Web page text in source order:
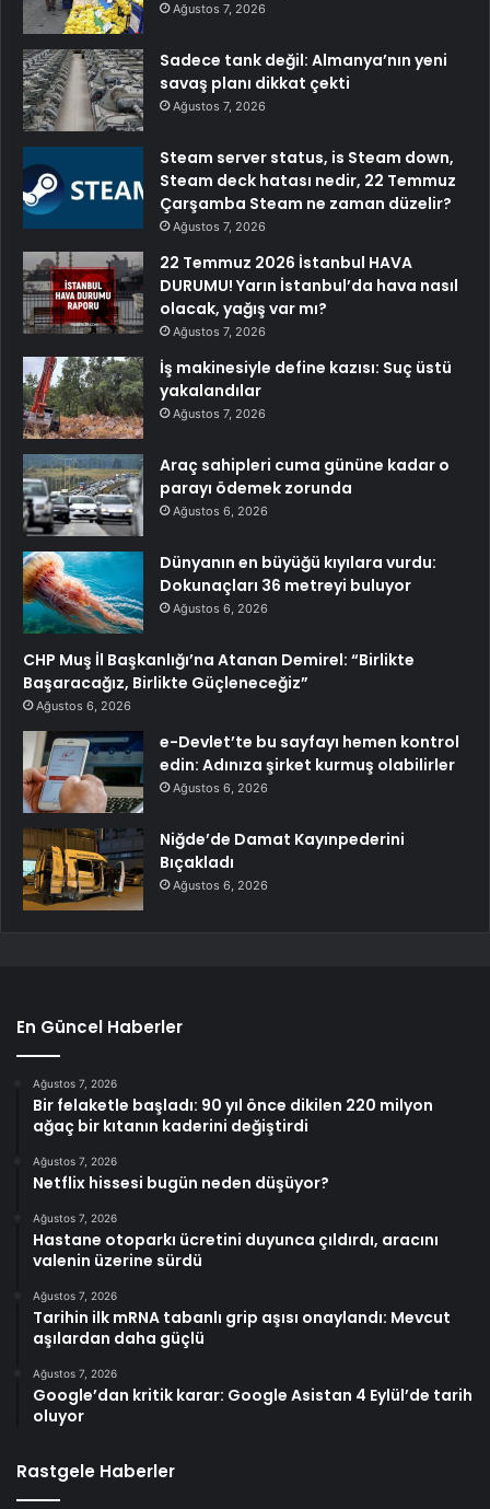
Ağustos 7, 2026
Sadece tank değil: Almanya’nın yeni
savaş planı dikkat çekti
Ağustos 7, 2026
Steam server status, is Steam down,
Steam deck hatası nedir, 22 Temmuz
Çarşamba Steam ne zaman düzelir?
Ağustos 7, 2026
22 Temmuz 2026 İstanbul HAVA
DURUMU! Yarın İstanbul’da hava nasıl
olacak, yağış var mı?
Ağustos 7, 2026
İş makinesiyle define kazısı: Suç üstü
yakalandılar
Ağustos 7, 2026
Araç sahipleri cuma gününe kadar o
parayı ödemek zorunda
Ağustos 6, 2026
Dünyanın en büyüğü kıyılara vurdu:
Dokunaçları 36 metreyi buluyor
Ağustos 6, 2026
CHP Muş İl Başkanlığı’na Atanan Demirel: “Birlikte
Başaracağız, Birlikte Güçleneceğiz”
Ağustos 6, 2026
e-Devlet’te bu sayfayı hemen kontrol
edin: Adınıza şirket kurmuş olabilirler
Ağustos 6, 2026
Niğde’de Damat Kayınpederini
Bıçakladı
Ağustos 6, 2026
En Güncel Haberler
Ağustos 7, 2026
Bir felaketle başladı: 90 yıl önce dikilen 220 milyon
ağaç bir kıtanın kaderini değiştirdi
Ağustos 7, 2026
Netflix hissesi bugün neden düşüyor?
Ağustos 7, 2026
Hastane otoparkı ücretini duyunca çıldırdı, aracını
valenin üzerine sürdü
Ağustos 7, 2026
Tarihin ilk mRNA tabanlı grip aşısı onaylandı: Mevcut
aşılardan daha güçlü
Ağustos 7, 2026
Google’dan kritik karar: Google Asistan 4 Eylül’de tarih
oluyor
Rastgele Haberler